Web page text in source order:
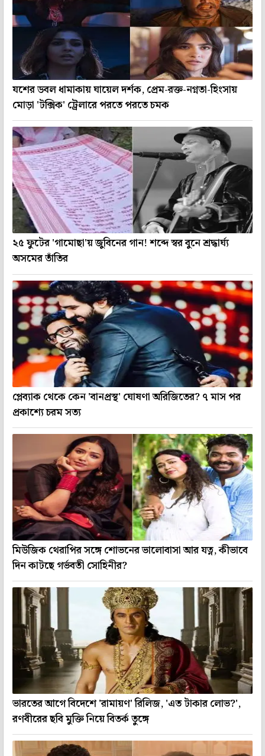
যশের ডবল ধামাকায় ঘায়েল দর্শক, প্রেম-রক্ত-নগ্নতা-হিংসায়
মোড়া 'টক্সিক' ট্রেলারে পরতে পরতে চমক
২৫ ফুটের 'গামোছা'য় জুবিনের গান! শব্দে স্বর বুনে শ্রদ্ধার্ঘ্য
অসমের তাঁতির
প্লেব্যাক থেকে কেন 'বানপ্রস্থ' ঘোষণা অরিজিতের? ৭ মাস পর
প্রকাশ্যে চরম সত্য
মিউজিক থেরাপির সঙ্গে শোভনের ভালোবাসা আর যত্ন, কীভাবে
দিন কাটছে গর্ভবতী সোহিনীর?
ভারতের আগে বিদেশে 'রামায়ণ' রিলিজ, 'এত টাকার লোভ?',
রণবীরের ছবি মুক্তি নিয়ে বিতর্ক তুঙ্গে